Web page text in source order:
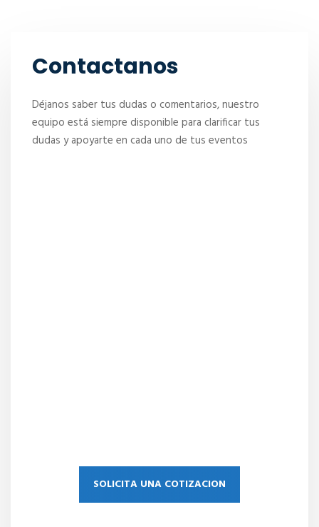
Contactanos
Déjanos saber tus dudas o comentarios, nuestro
equipo está siempre disponible para clarificar tus
dudas y apoyarte en cada uno de tus eventos
SOLICITA UNA COTIZACION